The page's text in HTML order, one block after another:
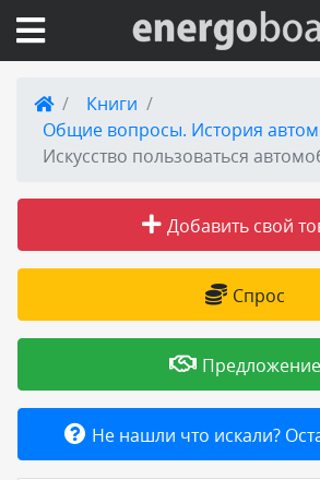
Вход на сайт
Поиск по сайту
Публикации
Справка
Товары и услуги
Добавить товар или услугу
Книги
Искусство пользоваться
Добавить свой
Спрос
Предложение
Не нашли что искали?